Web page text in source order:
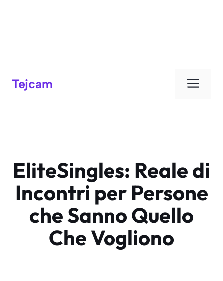
Tejcam
EliteSingles: Reale di
Incontri per Persone
che Sanno Quello
Che Vogliono